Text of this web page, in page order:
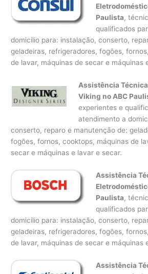
Paulista,
qualificados
domicílio para: instalação, conserto,
geladeiras, refrigeradores, fogões,
de lavar, máquinas de secar e máquinas
Assistência
Viking no ABC
experientes e
atendimento a
conserto, reparo e manutenção de:
fogões, fornos, cooktops, máquinas de
secar e máquinas e lavar e secar.
Assistência
Paulista,
qualificados
domicílio para: instalação, conserto,
geladeiras, refrigeradores, fogões,
de lavar, máquinas de secar e máquinas
Assistência